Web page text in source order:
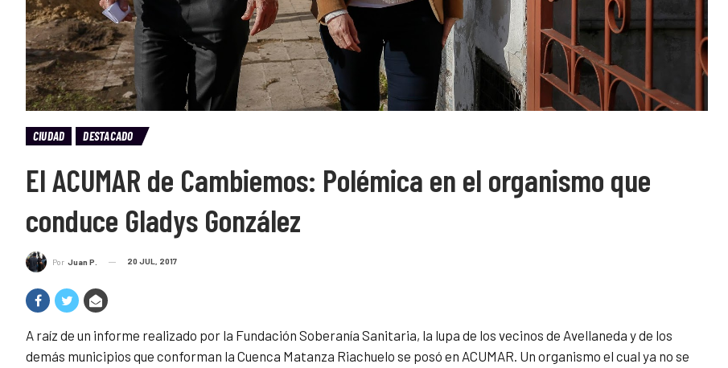
CIUDAD DESTACADO
El ACUMAR de Cambiemos: Polémica en el organismo que
conduce Gladys González
Por Juan P. 20 JUL, 2017
A raíz de un informe realizado por la Fundación Soberanía Sanitaria, la lupa de los vecinos de Avellaneda y de los
demás municipios que conforman la Cuenca Matanza Riachuelo se posó en ACUMAR. Un organismo el cual ya no se